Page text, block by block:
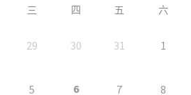
三 四 五 六
29 30 31 1
5 6 7 8